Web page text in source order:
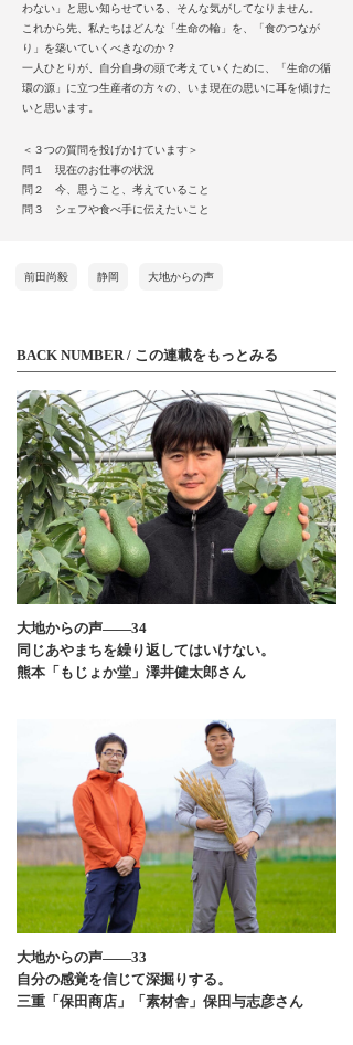
わない」と思い知らせている、そんな気がしてなりません。
これから先、私たちはどんな「生命の輪」を、「食のつなが
り」を築いていくべきなのか？
一人ひとりが、自分自身の頭で考えていくために、「生命の循
環の源」に立つ生産者の方々の、いま現在の思いに耳を傾けた
いと思います。
＜３つの質問を投げかけています＞
問１ 現在のお仕事の状況
問２ 今、思うこと、考えていること
問３ シェフや食べ手に伝えたいこと
前田尚毅 静岡 大地からの声
BACK NUMBER / この連載をもっとみる
大地からの声――34
同じあやまちを繰り返してはいけない。
熊本「もじょか堂」澤井健太郎さん
大地からの声――33
自分の感覚を信じて深掘りする。
三重「保田商店」「素材舎」保田与志彦さん